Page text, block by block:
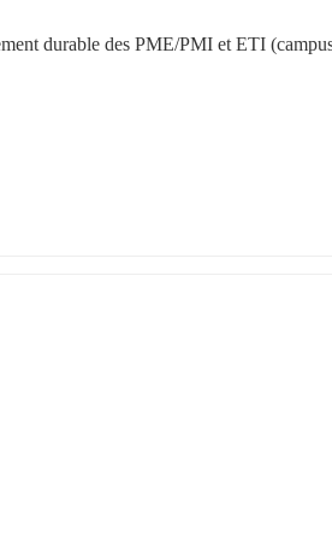
durable des PME/PMI et ETI